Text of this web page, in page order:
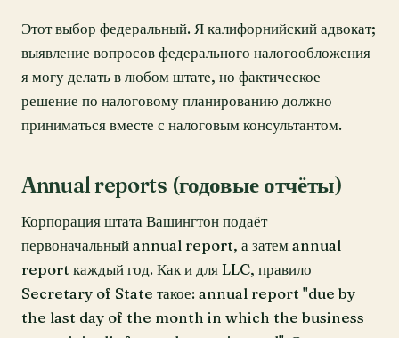
Этот выбор федеральный. Я калифорнийский адвокат;
выявление вопросов федерального налогообложения
я могу делать в любом штате, но фактическое
решение по налоговому планированию должно
приниматься вместе с налоговым консультантом.
Annual reports (годовые отчёты)
Корпорация штата Вашингтон подаёт
первоначальный annual report, а затем annual
report каждый год. Как и для LLC, правило
Secretary of State такое: annual report "due by
the last day of the month in which the business